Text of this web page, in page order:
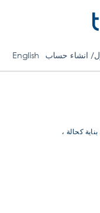
انشاء حساب English
كحالة ،